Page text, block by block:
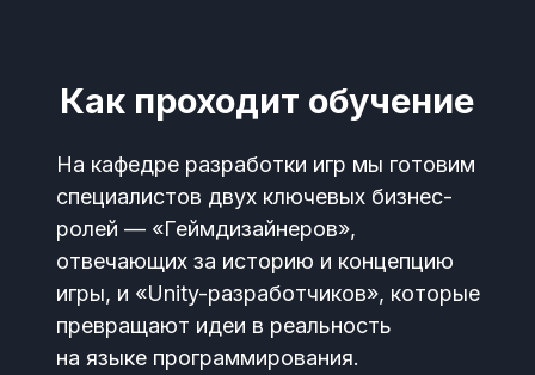
Как проходит обучение
На кафедре разработки игр мы готовим
специалистов двух ключевых бизнес-
ролей — «Геймдизайнеров»,
отвечающих за историю и концепцию
игры, и «Unity-разработчиков», которые
превращают идеи в реальность
на языке программирования.